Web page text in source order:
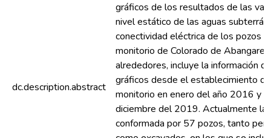
dc.description.abstract
gráficos de los resultados de las
nivel estático de las aguas
conectividad eléctrica de los pozos
monitorio de Colorado de
alrededores, incluye la información
gráficos desde el establecimiento
monitorio en enero del año 2016 y
diciembre del 2019. Actualmente la
conformada por 57 pozos, tanto